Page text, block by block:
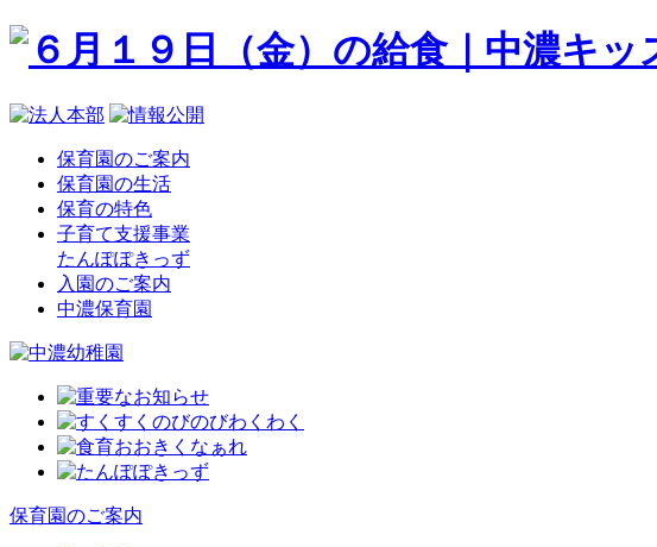
保育園のご案内
保育園の生活
保育の特色
子育て支援事業
たんぽぽきっず
入園のご案内
中濃保育園
保育園のご案内